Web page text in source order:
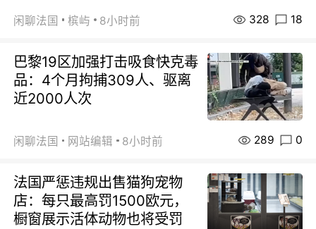
闲聊法国 槟屿 8小时前 328 18
巴黎19区加强打击吸食快克毒
品：4个月拘捕309人、驱离
近2000人次
闲聊法国 网站编辑 8小时前 289 0
法国严惩违规出售猫狗宠物
店：每只最高罚1500欧元，
橱窗展示活体动物也将受罚